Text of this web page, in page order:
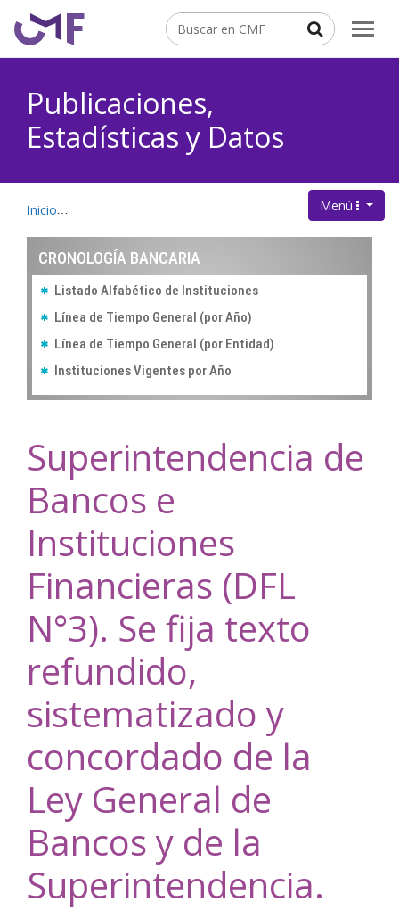
principal
Buscar
Publicaciones,
Estadísticas y Datos
Menú .
Inicio Cronología
CRONOLOGÍA BANCARIA
Listado Alfabético de Instituciones
Línea de Tiempo General (por Año)
Línea de Tiempo General (por Entidad)
Instituciones Vigentes por Año
Superintendencia de
Bancos e
Instituciones
Financieras (DFL
N°3). Se fija texto
refundido,
sistematizado y
concordado de la
Ley General de
Bancos y de la
Superintendencia.